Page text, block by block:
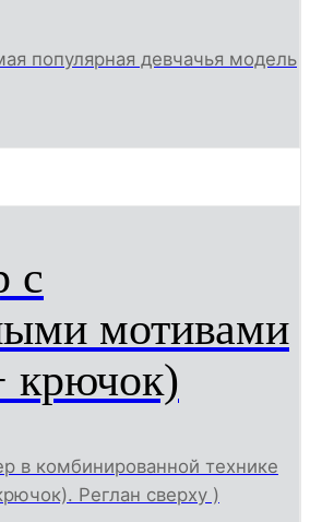
популярная девчачья модель
с
мотивами
крючок)
в комбинированной технике
Реглан сверху )